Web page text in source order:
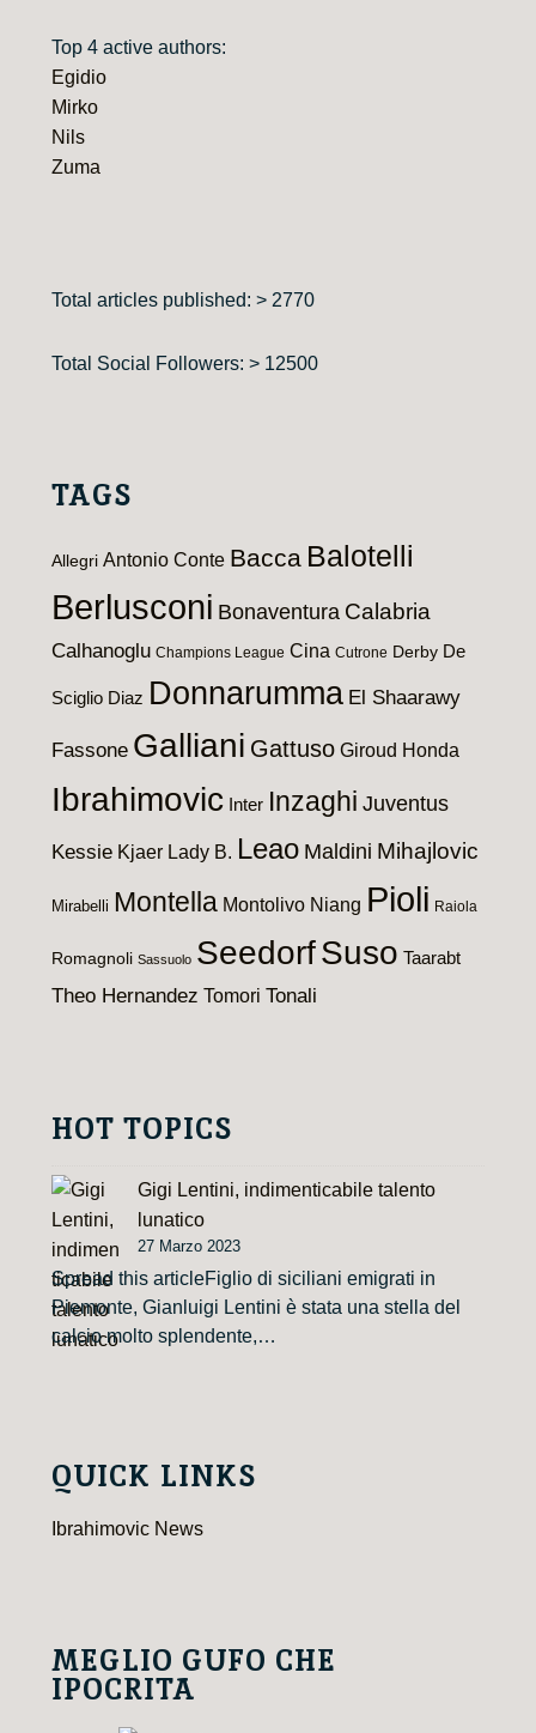
Top 4 active authors:
Egidio
Mirko
Nils
Zuma
Total articles published: > 2770
Total Social Followers: > 12500
TAGS
Allegri Antonio Conte Bacca Balotelli
Berlusconi Bonaventura Calabria
Calhanoglu Champions League Cina Cutrone Derby De
Sciglio Diaz Donnarumma El Shaarawy
Fassone Galliani Gattuso Giroud Honda
Ibrahimovic Inter Inzaghi Juventus
Kessie Kjaer Lady B. Leao Maldini Mihajlovic
Mirabelli Montella Montolivo Niang Pioli Raiola
Romagnoli Sassuolo SeedorfSuso Taarabt
Theo Hernandez Tomori Tonali
HOT TOPICS
Gigi Lentini, indimenticabile talento
lunatico
27 Marzo 2023
Spread this articleFiglio di siciliani emigrati in
Piemonte, Gianluigi Lentini è stata una stella del
calcio molto splendente,…
QUICK LINKS
Ibrahimovic News
MEGLIO GUFO CHE
IPOCRITA